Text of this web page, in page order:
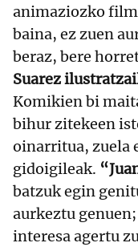
animaziozko
baina, ez zuen
beraz, bere
Suarez
Komikien bi
bihur zitekeen
oinarritua, zuela
gidoigileak.
batzuk egin
aurkeztu
interesa agertu